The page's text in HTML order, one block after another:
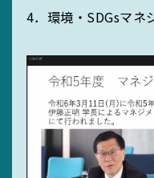
4．環境・SDGsマネ